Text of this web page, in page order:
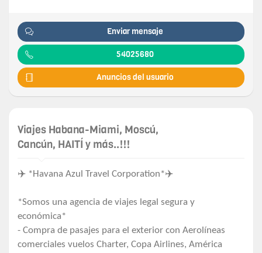
Enviar mensaje
54025680
Anuncios del usuario
Viajes Habana-Miami, Moscú,
Cancún, HAITÍ y más..!!!
✈️ *Havana Azul Travel Corporation*✈️
*Somos una agencia de viajes legal segura y
económica*
- Compra de pasajes para el exterior con Aerolíneas
comerciales vuelos Charter, Copa Airlines, América